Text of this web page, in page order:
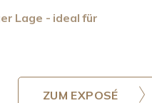
Lage - ideal für
ZUM EXPOSÉ